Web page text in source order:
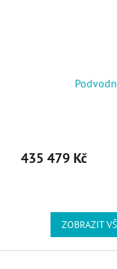
435 479 Kč
ZOBRAZIT
Zápatí